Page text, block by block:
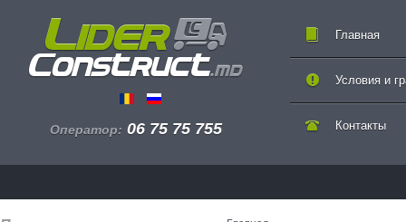
Оператор: 06 75 75 755
Главная
Контакты
Условия и